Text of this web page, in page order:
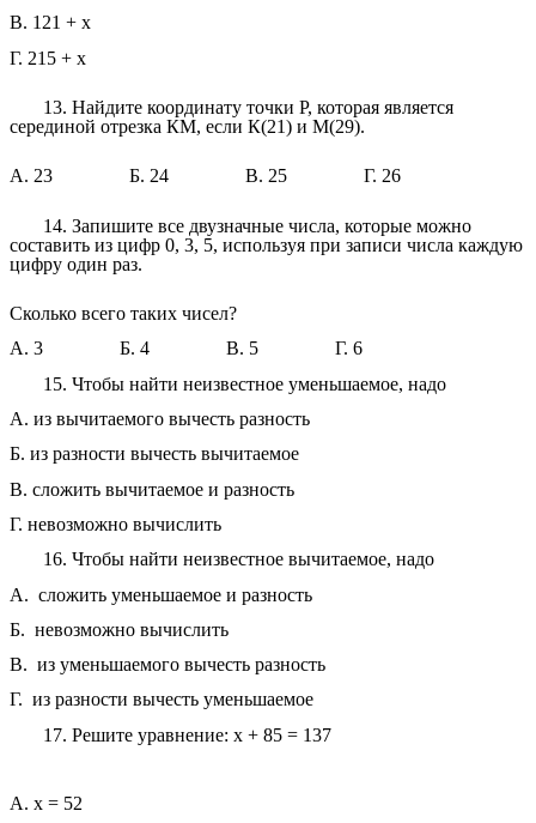
В. 121 + x
Г. 215 + x
13. Найдите координату точки Р, которая является
серединой отрезка КМ, если К(21) и М(29).
А. 23 Б. 24 В. 25 Г. 26
14. Запишите все двузначные числа, которые можно
составить из цифр 0, 3, 5, используя при записи числа каждую
цифру один раз.
Сколько всего таких чисел?
А. 3 Б. 4 В. 5 Г. 6
15. Чтобы найти неизвестное уменьшаемое, надо
А. из вычитаемого вычесть разность
Б. из разности вычесть вычитаемое
В. сложить вычитаемое и разность
Г. невозможно вычислить
16. Чтобы найти неизвестное вычитаемое, надо
А. сложить уменьшаемое и разность
Б. невозможно вычислить
В. из уменьшаемого вычесть разность
Г. из разности вычесть уменьшаемое
17. Решите уравнение: x + 85 = 137
А. x = 52